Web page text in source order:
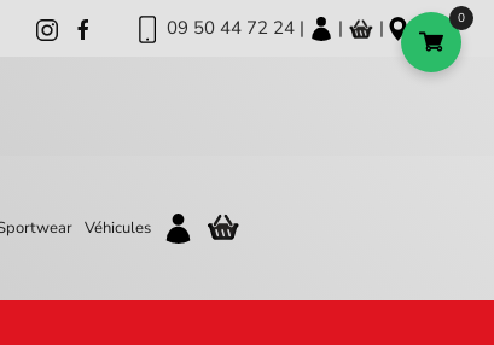
09 50 44 72 24 | | |
Véhicules
0